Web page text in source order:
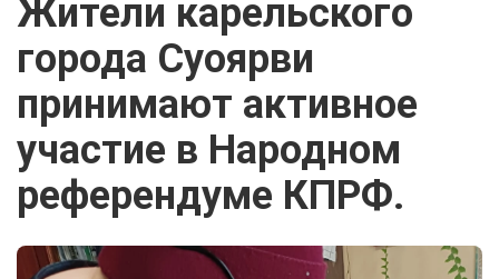
Жители карельского
города Суоярви
принимают активное
участие в Народном
референдуме КПРФ.